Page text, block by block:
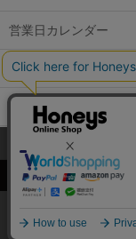
営業日カレンダー
店舗検索
GLOBAL GUIDE（海
©2009
当サイトでは、サイ
用しています。詳し